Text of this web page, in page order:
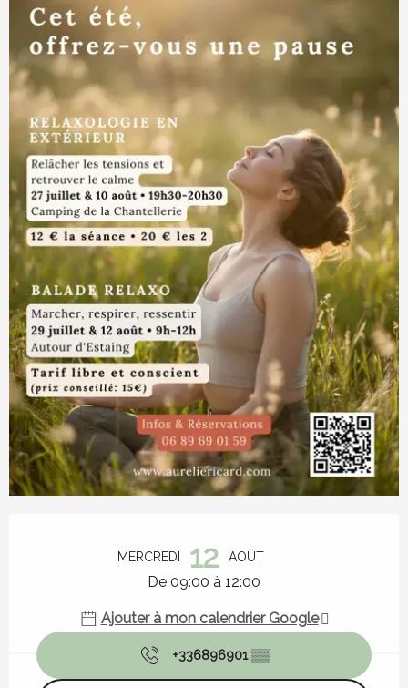
MERCREDI 12 AOÛT
De 09:00 à 12:00
Ajouter à mon calendrier Google
+336896901▒▒